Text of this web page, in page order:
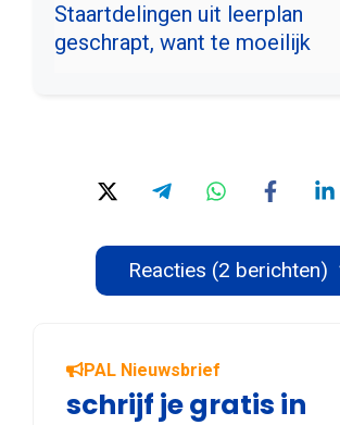
Staartdelingen uit leerplan
geschrapt, want te moeilijk
Reacties (2 berichten)
PAL Nieuwsbrief
schrijf je gratis in